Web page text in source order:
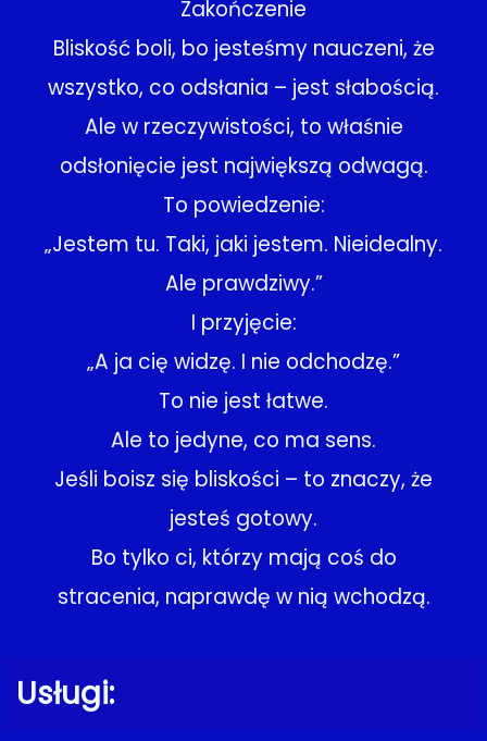
Zakończenie
Bliskość boli, bo jesteśmy nauczeni, że
wszystko, co odsłania – jest słabością.
Ale w rzeczywistości, to właśnie
odsłonięcie jest największą odwagą.
To powiedzenie:
„Jestem tu. Taki, jaki jestem. Nieidealny.
Ale prawdziwy.”
I przyjęcie:
„A ja cię widzę. I nie odchodzę.”
To nie jest łatwe.
Ale to jedyne, co ma sens.
Jeśli boisz się bliskości – to znaczy, że
jesteś gotowy.
Bo tylko ci, którzy mają coś do
stracenia, naprawdę w nią wchodzą.
Usługi: